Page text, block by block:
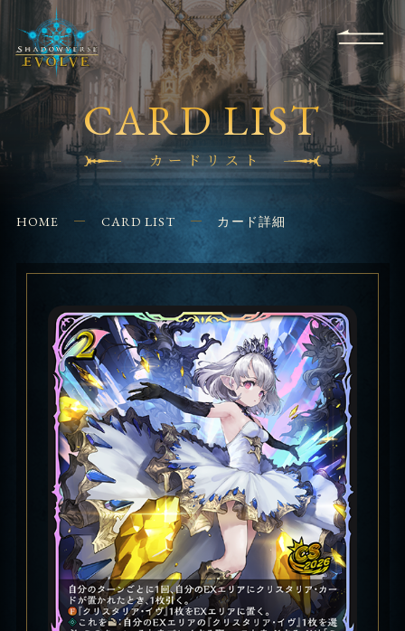
Q&A
EVENT SHOPS
FOR
BEGINNERS
APPLICATION
CONTACT
CARD LIST
カードリスト
HOME CARD LIST カード詳細